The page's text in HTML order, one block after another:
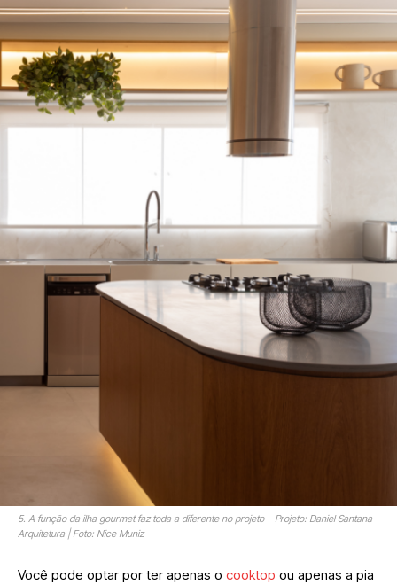
5. A função da ilha gourmet faz toda a diferente no projeto – Projeto: Daniel Santana
Arquitetura | Foto: Nice Muniz
Você pode optar por ter apenas o cooktop ou apenas a pia